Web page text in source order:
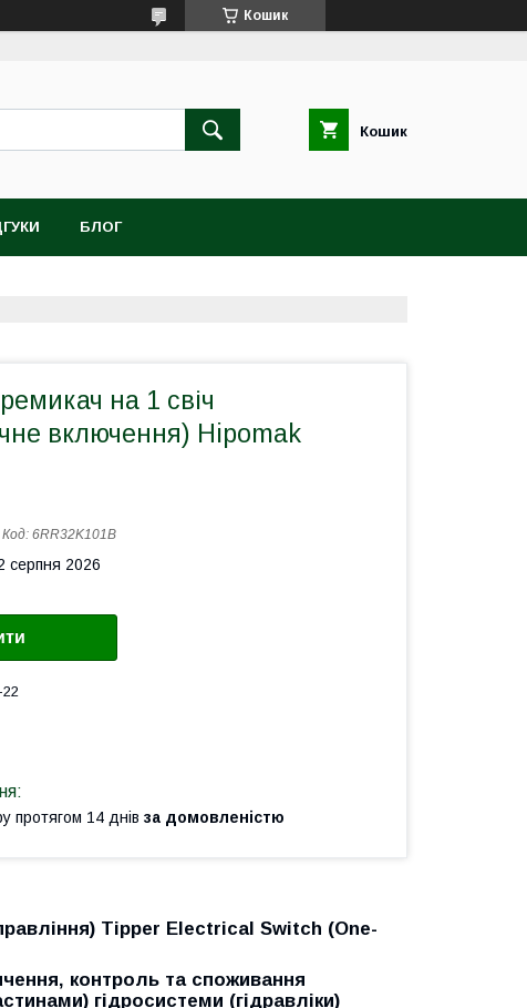
Кошик
Кошик
БЛОГ
на 1 свіч
включення) Hipomak
Код: 6RR32K101B
серпня 2026
22
протягом 14 днів за домовленістю
Tipper Electrical Switch (One-
контроль та споживання
гідросистеми (гідравліки)